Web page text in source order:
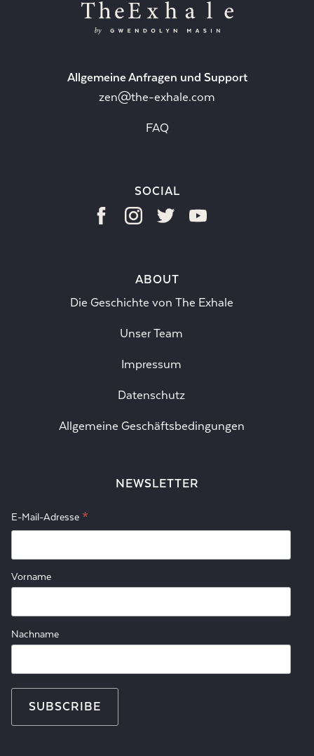
Allgemeine Anfragen und Support
zen@the-exhale.com
FAQ
SOCIAL
ABOUT
Die Geschichte von The Exhale
Unser Team
Impressum
Datenschutz
Allgemeine Geschäftsbedingungen
NEWSLETTER
E-Mail-Adresse *
Vorname
Nachname